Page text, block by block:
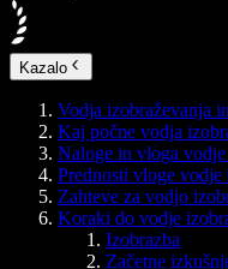
Kazalo
Vodja izobraževanja
Kaj počne vodja
Naloge in vloga
Prednosti vloge
Zahteve za vodjo
Koraki do vodje
Izobrazba
Začetne